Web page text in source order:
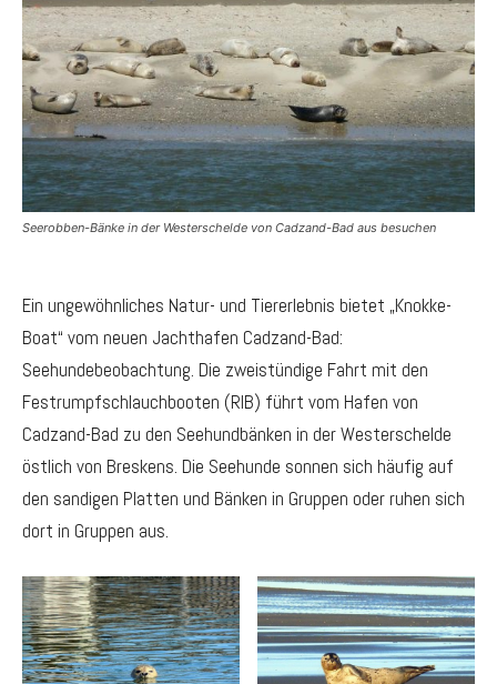
Seerobben-Bänke in der Westerschelde von Cadzand-Bad aus besuchen
Ein ungewöhnliches Natur- und Tiererlebnis bietet „Knokke-
Boat“ vom neuen Jachthafen Cadzand-Bad:
Seehundebeobachtung. Die zweistündige Fahrt mit den
Festrumpfschlauchbooten (RIB) führt vom Hafen von
Cadzand-Bad zu den Seehundbänken in der Westerschelde
östlich von Breskens. Die Seehunde sonnen sich häufig auf
den sandigen Platten und Bänken in Gruppen oder ruhen sich
dort in Gruppen aus.